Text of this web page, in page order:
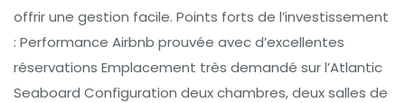
offrir une gestion facile. Points forts de l’investissement
: Performance Airbnb prouvée avec d’excellentes
réservations Emplacement très demandé sur l’Atlantic
Seaboard Configuration deux chambres, deux salles de